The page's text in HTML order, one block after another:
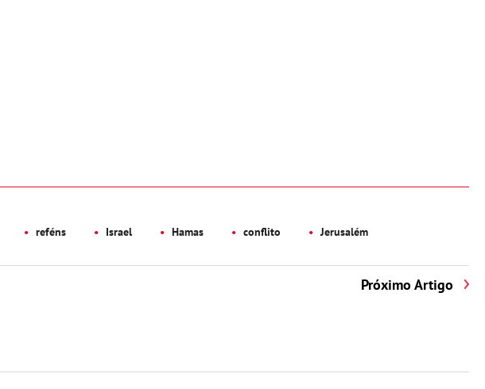
reféns Israel Hamas conflito Jerusalém
Próximo Artigo